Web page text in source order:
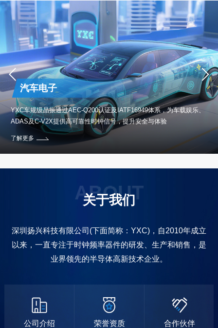
汽车电子
YXC车规级晶振通过AEC-Q200认证及IATF16949体系，为车载娱乐、
ADAS及C-V2X提供高可靠性时钟信号，提升安全与体验
了解更多
ABOUT
关于我们
深圳扬兴科技有限公司(下面简称：YXC)，自2010年成立
以来，一直专注于时钟频率器件的研发、生产和销售，是
业界领先的半导体高新技术企业。
公司介绍 荣誉资质 合作伙伴